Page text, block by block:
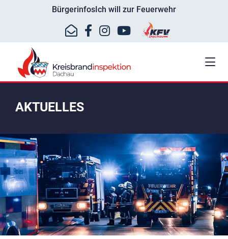
BürgerinfosIch will zur Feuerwehr
AKTUELLES